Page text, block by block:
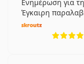
Ενημέρωση για
Έγκαιρη